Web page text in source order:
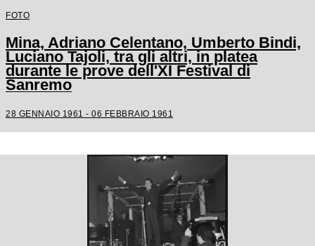
FOTO
Mina, Adriano Celentano, Umberto Bindi,
Luciano Tajoli, tra gli altri, in platea
durante le prove dell'XI Festival di
Sanremo
28 GENNAIO 1961 - 06 FEBBRAIO 1961